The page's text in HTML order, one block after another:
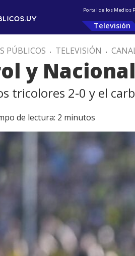
Portal de los Medios
Televisión
PÚBLICOS . TELEVISIÓN .
y
tricolores 2-0 y el
de lectura: 2 minutos